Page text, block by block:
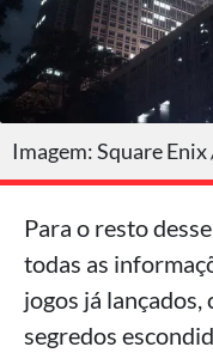
Imagem: Square
Para o resto
todas as
jogos já lançados,
segredos